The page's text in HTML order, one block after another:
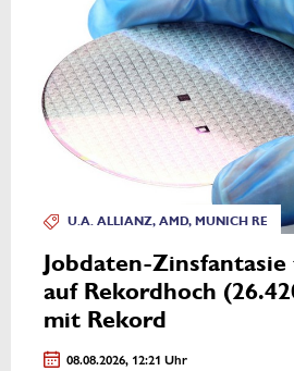
U.A. ALLIANZ, AMD, MUNICH RE
Jobdaten-
auf Rekordhoch
mit Rekord
08.08.2026, 12:21 Uhr